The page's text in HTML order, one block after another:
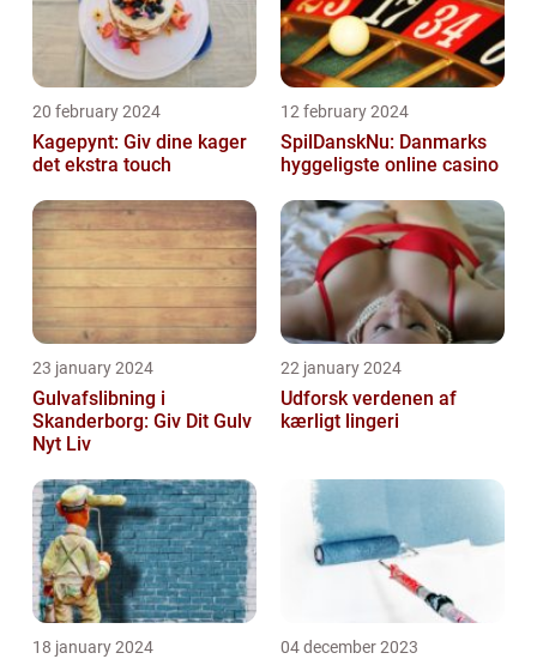
20 february 2024
Kagepynt: Giv dine kager
det ekstra touch
12 february 2024
SpilDanskNu: Danmarks
hyggeligste online casino
23 january 2024
Gulvafslibning i
Skanderborg: Giv Dit Gulv
Nyt Liv
22 january 2024
Udforsk verdenen af
kærligt lingeri
18 january 2024 04 december 2023